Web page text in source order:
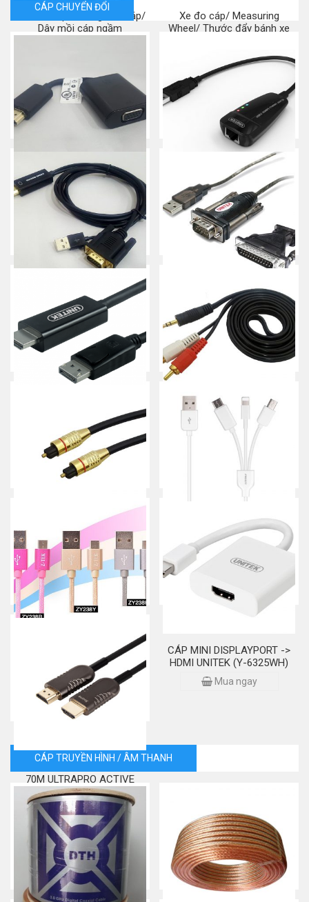
Ghi kéo cáp/ Khung kéo cáp/
Dây mồi cáp ngầm
Xe đo cáp/ Measuring
Wheel/ Thước đẩy bánh xe
CÁP CHUYỂN ĐỔI
CÁP HDMI -> VGA (HP-
HSTNN-GD07)
Mua ngay
CÁP USB 2.0 -> LAN UNITEK
(Y-1466)
Mua ngay
CÁP HDMI -> VGA + USB
KINGMASTER (KY-H129B)
Mua ngay
CÁP USB 2.0 -> COM 9 + ĐĐ
COM 9 -> COM 25 UNITEK
(Y-105A)
Mua ngay
CÁP DISPLAYPORT -> HDMI
UNITEK (Y-5118CA)
Mua ngay
CÁP LOA 3.5MM -> 2 AV
1.5M MKT
Mua ngay
CÁP LOA OPTICAL DIGITAL
1->1 – 2M (JQB-OPP01)
Mua ngay
CÁP USB -> TYPE-C +
MICRO USB + LIGHTNING
PISEN (AP01-600)
CÁP USB 2.0 -> MICRO USB
1M Z-TEK (ZY238Y)
Mua ngay
CÁP MINI DISPLAYPORT ->
HDMI UNITEK (Y-6325WH)
Mua ngay
70M ULTRAPRO ACTIVE
OPTICAL UNITEK (Y-C
1035BK)
Mua ngay
CÁP TRUYỀN HÌNH / ÂM THANH